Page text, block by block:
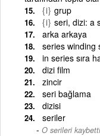
{i} grup
{i} seri, dizi: a
arka arkaya
series winding
in series sıra
dizi film
zincir
seri bağlama
dizisi
seriler
O serileri